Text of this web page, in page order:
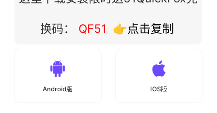
换码： QF51 👉点击复制
Android版 IOS版